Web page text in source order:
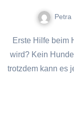
Petra
Erste Hilfe beim Hund – was tun, wenn es plötzlich ernst
wird? Kein
trotzdem kann es